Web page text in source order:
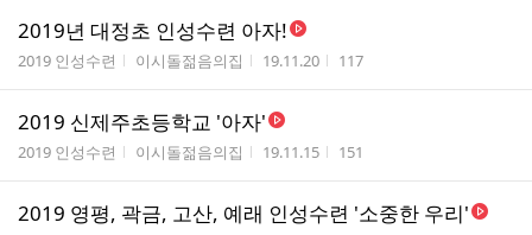
2019년 대정초 인성수련 아자!
게시판명
2019 인성수련 작성자
이시돌젊음의집 작성시간
19.11.20 조회수
117
2019 신제주초등학교 '아자'
게시판명
2019 인성수련 작성자
이시돌젊음의집 작성시간
19.11.15 조회수
151
2019 영평, 곽금, 고산, 예래 인성수련 '소중한 우리'